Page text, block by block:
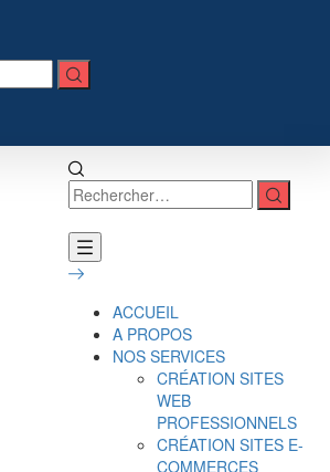
ACCUEIL
A PROPOS
NOS SERVICES
CRÉATION SITES
WEB
PROFESSIONNELS
CRÉATION SITES E-
COMMERCES